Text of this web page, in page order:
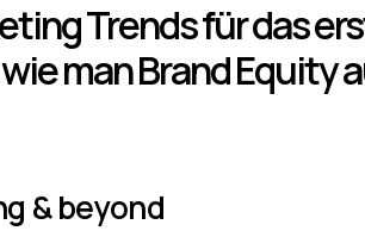
Trends für das
man Brand Equity
& beyond